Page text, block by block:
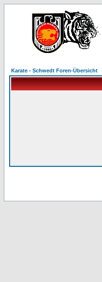
Karate - Schwedt Foren-Übersicht